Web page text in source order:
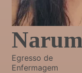
Egresso de
Enfermagem